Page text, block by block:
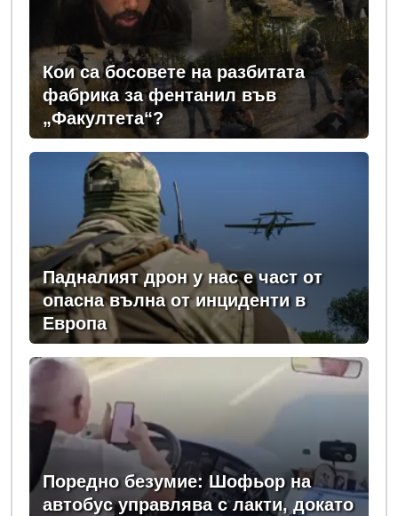
Кои са босовете на разбитата
фабрика за фентанил във
„Факултета“?
Падналият дрон у нас е част от
опасна вълна от инциденти в
Европа
Поредно безумие: Шофьор на
автобус управлява с лакти, докато